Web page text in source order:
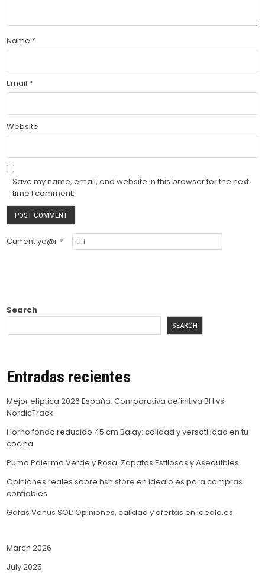
Name *
Email *
Website
Save my name, email, and website in this browser for the next
time I comment.
Current ye@r *
Search
SEARCH
Entradas recientes
Mejor elíptica 2026 España: Comparativa definitiva BH vs
NordicTrack
Horno fondo reducido 45 cm Balay: calidad y versatilidad en tu
cocina
Puma Palermo Verde y Rosa: Zapatos Estilosos y Asequibles
Opiniones reales sobre hsn store en idealo.es para compras
confiables
Gafas Venus SOL: Opiniones, calidad y ofertas en idealo.es
March 2026
July 2025